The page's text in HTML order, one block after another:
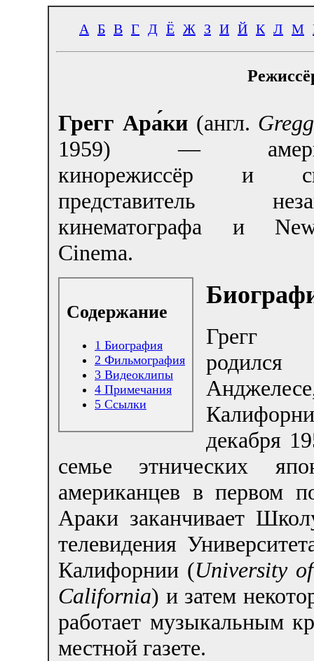
А Б В Г Д Ё Ж З И Й К Л М
Грегг Ара́ки(англ.
1959) —
кинорежиссёр и
представитель
кинематографа и
Cinema.
Содержание
1 Биография
2 Фильмография
3 Видеоклипы
4 Примечания
5 Ссылки
Грегг
декабря
семье этнических
американцев в первом
Араки заканчивает
телевидения
Калифорнии (University
California) и затем
работает музыкальным
местной газете.